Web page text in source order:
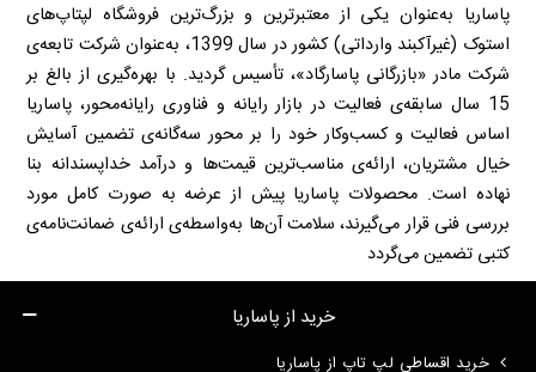
پاساریا به‌عنوان یکی از معتبرترین و بزرگ‌ترین فروشگاه لپتاپ‌های
استوک (غیرآکبند وارداتی) کشور در سال 1399، به‌عنوان شرکت تابعه‌ی
شرکت مادر «بازرگانی پاسارگاد»، تأسیس گردید. با بهره‌گیری از بالغ بر
15 سال سابقه‌ی فعالیت در بازار رایانه و فناوری رایانه‌محور، پاساریا
اساس فعالیت و کسب‌وکار خود را بر محور سه‌گانه‌ی تضمین آسایش
خیال مشتریان، ارائه‌ی مناسب‌ترین قیمت‌ها و درآمد خداپسندانه بنا
نهاده است. محصولات پاساریا پیش از عرضه به صورت کامل مورد
بررسی فنی قرار می‌گیرند، سلامت آن‌ها به‌واسطه‌ی ارائه‌ی ضمانت‌نامه‌ی
کتبی تضمین می‌گردد
خرید از پاساریا
خرید اقساطی لپ تاپ از پاساریا